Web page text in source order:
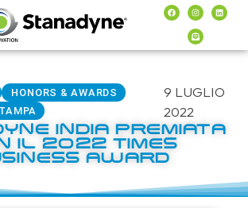
HONORS & AWARDS
9 LUGLIO
2022
INDIA PREMIATA
IL 2022 TIMES
AWARD